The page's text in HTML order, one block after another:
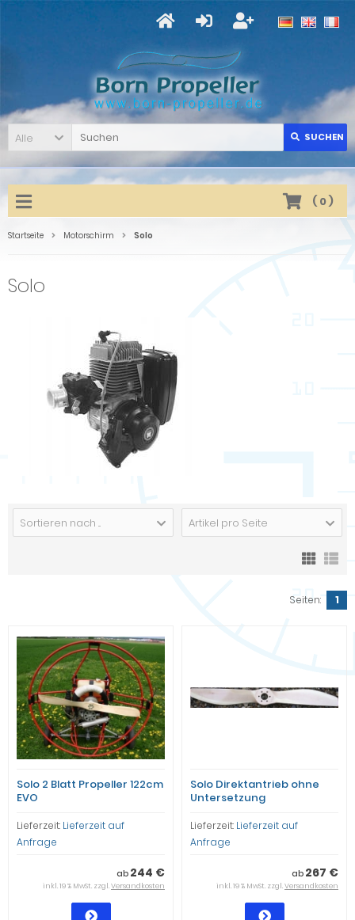
Alle SUCHEN
( 0)
Startseite Motorschirm Solo
Solo
Sortieren nach ... Artikel pro Seite
Seiten: 1
Solo 2 Blatt Propeller 122cm
EVO
Lieferzeit: Lieferzeit auf
Anfrage
ab 244 €
inkl. 19 % MwSt. zzgl.Versandkosten
Solo Direktantrieb ohne
Untersetzung
Lieferzeit: Lieferzeit auf
Anfrage
ab 267 €
inkl. 19 % MwSt. zzgl.Versandkosten